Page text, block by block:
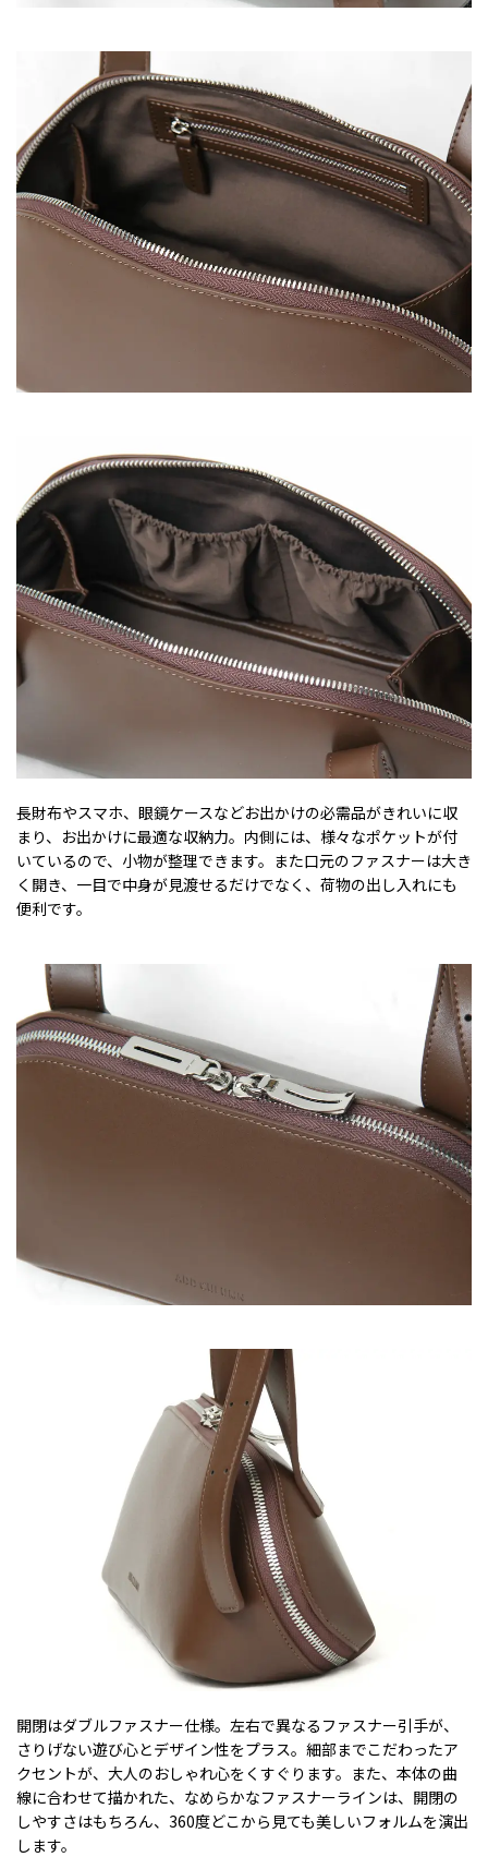
長財布やスマホ、眼鏡ケースなどお出かけの必需品がきれいに収
まり、お出かけに最適な収納力。内側には、様々なポケットが付
いているので、小物が整理できます。また口元のファスナーは大き
く開き、一目で中身が見渡せるだけでなく、荷物の出し入れにも
便利です。
開閉はダブルファスナー仕様。左右で異なるファスナー引手が、
さりげない遊び心とデザイン性をプラス。細部までこだわったア
クセントが、大人のおしゃれ心をくすぐります。また、本体の曲
線に合わせて描かれた、なめらかなファスナーラインは、開閉の
しやすさはもちろん、360度どこから見ても美しいフォルムを演出
します。